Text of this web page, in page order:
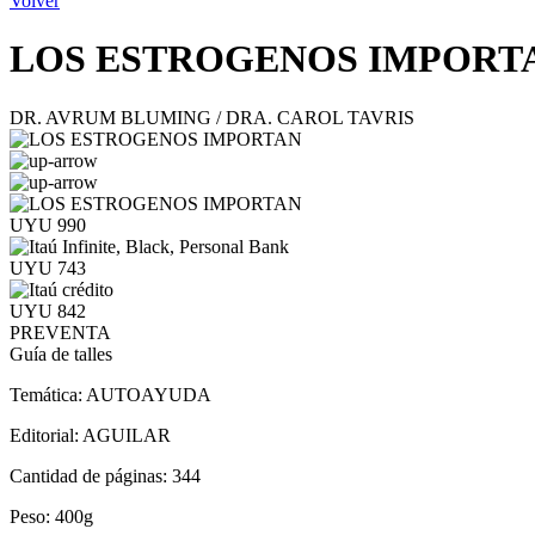
LOS ESTROGENOS
DR. AVRUM BLUMING / DRA. CAROL TAVRIS
UYU 990
UYU 743
UYU 842
PREVENTA
Guía de talles
Temática: AUTOAYUDA
Editorial: AGUILAR
Cantidad de páginas: 344
Peso: 400g